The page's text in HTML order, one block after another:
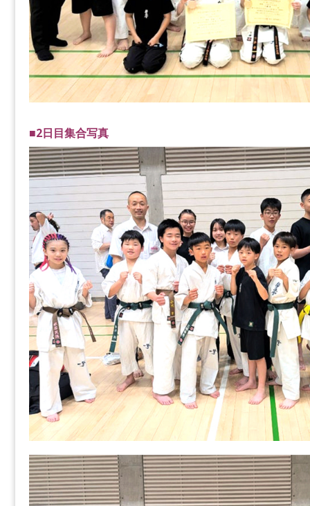
■2日目集合写真